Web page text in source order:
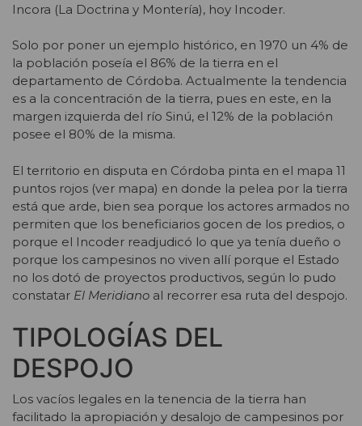
Incora (La Doctrina y Montería), hoy Incoder.
Solo por poner un ejemplo histórico, en 1970 un 4% de
la población poseía el 86% de la tierra en el
departamento de Córdoba. Actualmente la tendencia
es a la concentración de la tierra, pues en este, en la
margen izquierda del río Sinú, el 12% de la población
posee el 80% de la misma.
El territorio en disputa en Córdoba pinta en el mapa 11
puntos rojos (ver mapa) en donde la pelea por la tierra
está que arde, bien sea porque los actores armados no
permiten que los beneficiarios gocen de los predios, o
porque el Incoder readjudicó lo que ya tenía dueño o
porque los campesinos no viven allí porque el Estado
no los dotó de proyectos productivos, según lo pudo
constatar El Meridiano al recorrer esa ruta del despojo.
TIPOLOGÍAS DEL
DESPOJO
Los vacíos legales en la tenencia de la tierra han
facilitado la apropiación y desalojo de campesinos por